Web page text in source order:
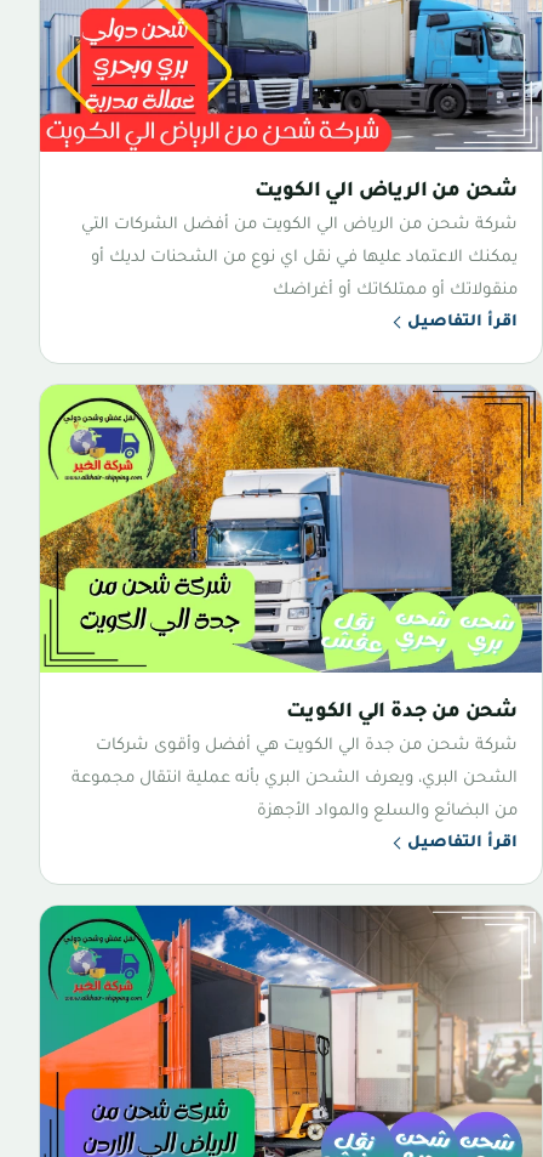
شحن من الرياض الي الكويت
شركة شحن من الرياض الي الكويت من أفضل الشركات التي
يمكنك الاعتماد عليها في نقل اي نوع من الشحنات لديك أو
منقولاتك أو ممتلكاتك أو أغراضك
اقرأ التفاصيل
شحن من جدة الي الكويت
شركة شحن من جدة الي الكويت هي أفضل وأقوى شركات
الشحن البري، ويعرف الشحن البري بأنه عملية انتقال مجموعة
من البضائع والسلع والمواد الأجهزة
اقرأ التفاصيل